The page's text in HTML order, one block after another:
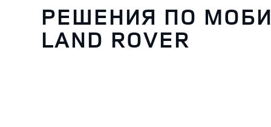
РЕШЕНИЯ ПО
LAND ROVER